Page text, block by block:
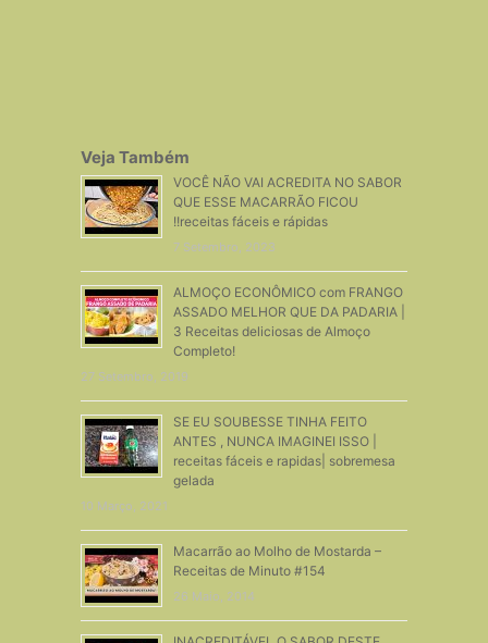
Veja Também
VOCÊ NÃO VAI ACREDITA NO SABOR
QUE ESSE MACARRÃO FICOU
!!receitas fáceis e rápidas
7 Setembro, 2023
ALMOÇO ECONÔMICO com FRANGO
ASSADO MELHOR QUE DA PADARIA |
3 Receitas deliciosas de Almoço
Completo!
27 Setembro, 2019
SE EU SOUBESSE TINHA FEITO
ANTES , NUNCA IMAGINEI ISSO |
receitas fáceis e rapidas| sobremesa
gelada
10 Março, 2021
Macarrão ao Molho de Mostarda –
Receitas de Minuto #154
26 Maio, 2014